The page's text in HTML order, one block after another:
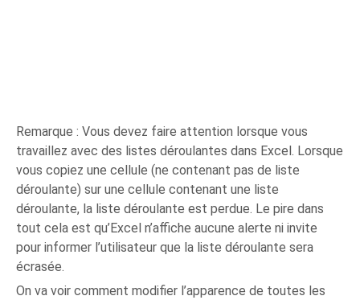
Remarque : Vous devez faire attention lorsque vous
travaillez avec des listes déroulantes dans Excel. Lorsque
vous copiez une cellule (ne contenant pas de liste
déroulante) sur une cellule contenant une liste
déroulante, la liste déroulante est perdue. Le pire dans
tout cela est qu’Excel n’affiche aucune alerte ni invite
pour informer l’utilisateur que la liste déroulante sera
écrasée.
On va voir comment modifier l’apparence de toutes les